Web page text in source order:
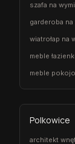
szafa na
garderoba na
wiatrołap na
meble
meble
Polkowice
architekt